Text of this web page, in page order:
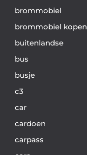
brommobiel
brommobiel kopen
buitenlandse
bus
busje
c3
car
cardoen
carpass